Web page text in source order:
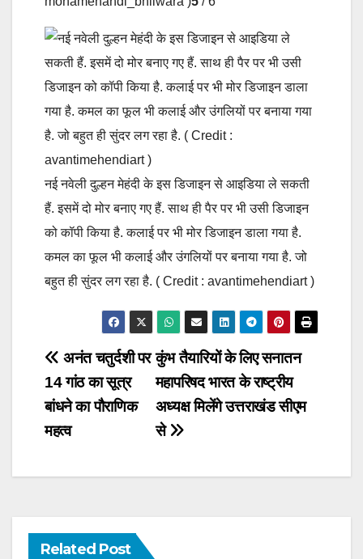
नई नवेली दुल्हन मेहंदी के इस डिजाइन से आइडिया ले सकती
हैं. इसमें दो मोर बनाए गए हैं. साथ ही पैर पर भी उसी डिजाइन
को कॉपी किया है. कलाई पर भी मोर डिजाइन डाला गया है.
कमल का फूल भी कलाई और उंगलियों पर बनाया गया है. जो
बहुत ही सुंदर लग रहा है. ( Credit : avantimehendiart )
Post
navigation
कुंभ तैयारियों के लिए सनातन
महापरिषद भारत के राष्ट्रीय
अध्यक्ष मिलेंगे उत्तराखंड सीएम
से
अनंत चतुर्दशी पर
14 गांठ का सूत्र
बांधने का पौराणिक
महत्व
Related Post